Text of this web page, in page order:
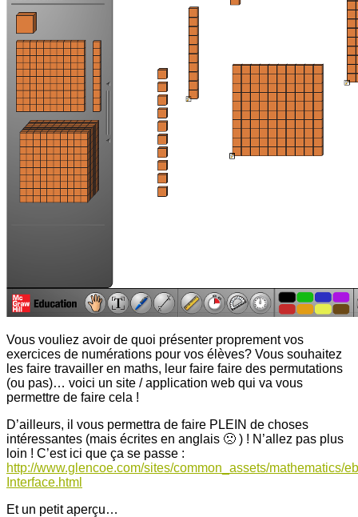
Vous vouliez avoir de quoi présenter proprement vos
exercices de numérations pour vos élèves? Vous souhaitez
les faire travailler en maths, leur faire faire des permutations
(ou pas)… voici un site / application web qui va vous
permettre de faire cela !
D’ailleurs, il vous permettra de faire PLEIN de choses
intéressantes (mais écrites en anglais 🙁 ) ! N’allez pas plus
loin ! C’est ici que ça se passe :
http://www.glencoe.com/sites/common_assets/mathematics/
Interface.html
Et un petit aperçu…